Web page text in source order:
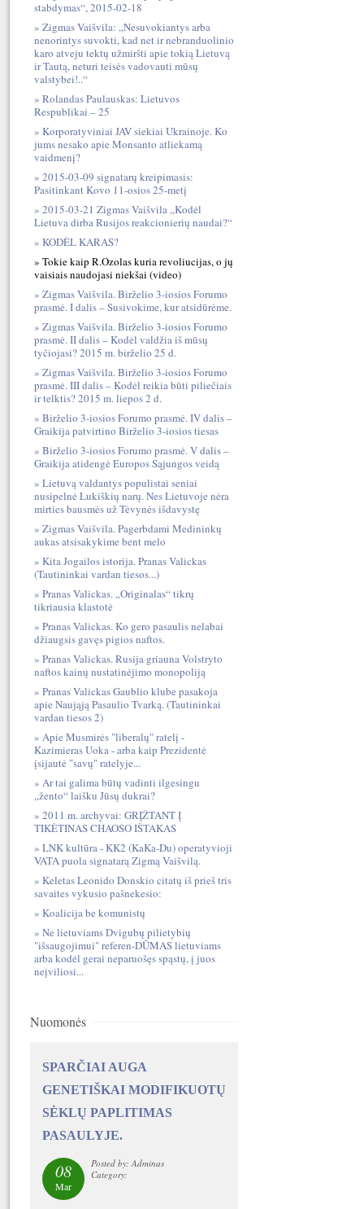
stabdymas“, 2015-02-18
Zigmas Vaišvila: „Nesuvokiantys arba
nenorintys suvokti, kad net ir nebranduolinio
karo atveju tektų užmiršti apie tokią Lietuvą
ir Tautą, neturi teisės vadovauti mūsų
valstybei!..“
Rolandas Paulauskas: Lietuvos
Respublikai – 25
Korporatyviniai JAV siekiai Ukrainoje. Ko
jums nesako apie Monsanto atliekamą
vaidmenį?
2015-03-09 signatarų kreipimasis:
Pasitinkant Kovo 11-osios 25-metį
2015-03-21 Zigmas Vaišvila „Kodėl
Lietuva dirba Rusijos reakcionierių naudai?“
KODĖL KARAS?
Tokie kaip R.Ozolas kuria revoliucijas, o jų
vaisiais naudojasi niekšai (video)
Zigmas Vaišvila. Birželio 3-iosios Forumo
prasmė. I dalis – Susivokime, kur atsidūrėme.
Zigmas Vaišvila. Birželio 3-iosios Forumo
prasmė. II dalis – Kodėl valdžia iš mūsų
tyčiojasi? 2015 m. birželio 25 d.
Zigmas Vaišvila. Birželio 3-iosios Forumo
prasmė. III dalis – Kodėl reikia būti piliečiais
ir telktis? 2015 m. liepos 2 d.
Birželio 3-iosios Forumo prasmė. IV dalis –
Graikija patvirtino Birželio 3-iosios tiesas
Birželio 3-iosios Forumo prasmė. V dalis –
Graikija atidengė Europos Sąjungos veidą
Lietuvą valdantys populistai seniai
nusipelnė Lukiškių narų. Nes Lietuvoje nėra
mirties bausmės už Tėvynės išdavystę
Zigmas Vaišvila. Pagerbdami Medininkų
aukas atsisakykime bent melo
Kita Jogailos istorija. Pranas Valickas
(Tautininkai vardan tiesos...)
Pranas Valickas. „Originalas“ tikrų
tikriausia klastotė
Pranas Valickas. Ko gero pasaulis nelabai
džiaugsis gavęs pigios naftos.
Pranas Valickas. Rusija griauna Volstryto
naftos kainų nustatinėjimo monopoliją
Pranas Valickas Gaublio klube pasakoja
apie Naująją Pasaulio Tvarką. (Tautininkai
vardan tiesos 2)
Apie Musmirės "liberalų" ratelį -
Kazimieras Uoka - arba kaip Prezidentė
įsijautė "savų" ratelyje...
Ar tai galima būtų vadinti ilgesingu
„žento“ laišku Jūsų dukrai?
2011 m. archyvai: GRĮŽTANT Į
TIKĖTINAS CHAOSO IŠTAKAS
LNK kultūra - KK2 (KaKa-Du) operatyvioji
VATA puola signatarą Zigmą Vaišvilą.
Keletas Leonido Donskio citatų iš prieš tris
savaites vykusio pašnekesio:
Koalicija be komunistų
Ne lietuviams Dvigubų pilietybių
"išsaugojimui" referen-DŪMAS lietuviams
arba kodėl gerai neparuošęs spąstų, į juos
neįviliosi...
Nuomonės
SPARČIAI AUGA
GENETIŠKAI MODIFIKUOTŲ
SĖKLŲ PAPLITIMAS
PASAULYJE.
08
Mar
Posted by: Adminas
Category: